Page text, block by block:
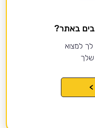
באתר?
לך למצוא